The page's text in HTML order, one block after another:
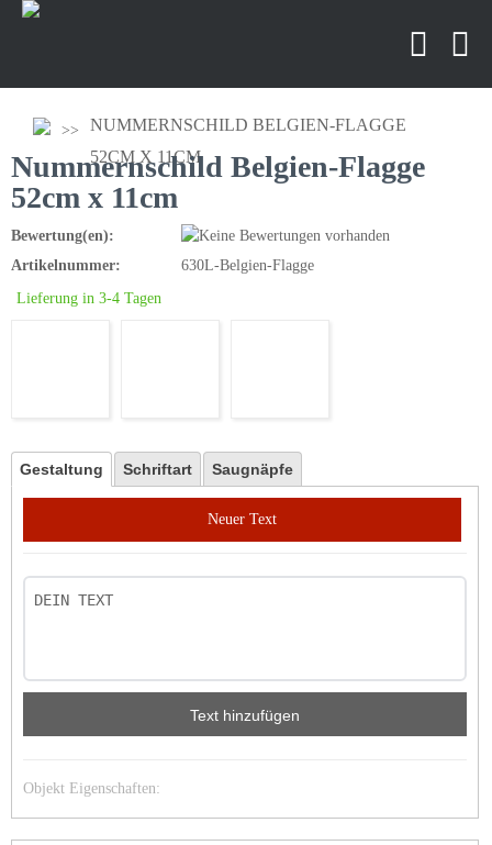
NUMMERNSCHILD BELGIEN-FLAGGE
52CM X 11CM
Nummernschild Belgien-Flagge
52cm x 11cm
Bewertung(en):
Artikelnummer:
630L-Belgien-Flagge
Lieferung in 3-4 Tagen
Gestaltung Schriftart Saugnäpfe
Neuer Text
Text hinzufügen
Objekt Eigenschaften: